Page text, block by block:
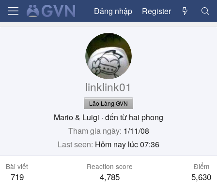
Đăng nhập Register
linklink01
Lão Làng GVN
Mario & Luigi · đến từ hai phong
Tham gia ngày 1/11/08
Last seen Hôm nay lúc 07:36
Bài viết
719
Reaction score
4,785
Điểm
5,630